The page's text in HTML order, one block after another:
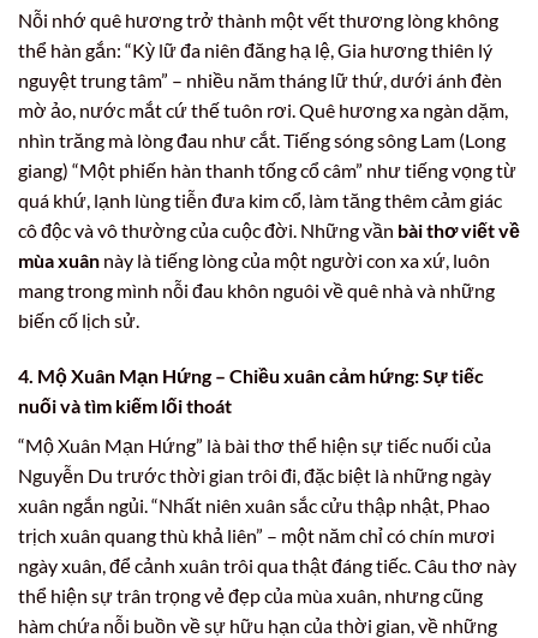
Nỗi nhớ quê hương trở thành một vết thương lòng không
thể hàn gắn: “Kỳ lữ đa niên đăng hạ lệ, Gia hương thiên lý
nguyệt trung tâm” – nhiều năm tháng lữ thứ, dưới ánh đèn
mờ ảo, nước mắt cứ thế tuôn rơi. Quê hương xa ngàn dặm,
nhìn trăng mà lòng đau như cắt. Tiếng sóng sông Lam (Long
giang) “Một phiến hàn thanh tống cổ câm” như tiếng vọng từ
quá khứ, lạnh lùng tiễn đưa kim cổ, làm tăng thêm cảm giác
cô độc và vô thường của cuộc đời. Những vần bài thơ viết về
mùa xuân này là tiếng lòng của một người con xa xứ, luôn
mang trong mình nỗi đau khôn nguôi về quê nhà và những
biến cố lịch sử.
4. Mộ Xuân Mạn Hứng – Chiều xuân cảm hứng: Sự tiếc
nuối và tìm kiếm lối thoát
“Mộ Xuân Mạn Hứng” là bài thơ thể hiện sự tiếc nuối của
Nguyễn Du trước thời gian trôi đi, đặc biệt là những ngày
xuân ngắn ngủi. “Nhất niên xuân sắc cửu thập nhật, Phao
trịch xuân quang thù khả liên” – một năm chỉ có chín mươi
ngày xuân, để cảnh xuân trôi qua thật đáng tiếc. Câu thơ này
thể hiện sự trân trọng vẻ đẹp của mùa xuân, nhưng cũng
hàm chứa nỗi buồn về sự hữu hạn của thời gian, về những